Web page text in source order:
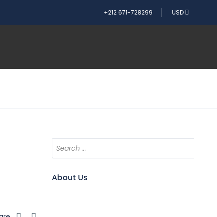
+212 671-728299 USD
About Us